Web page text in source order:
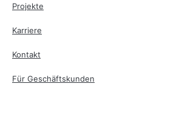
Projekte
Karriere
Kontakt
Für Geschäftskunden